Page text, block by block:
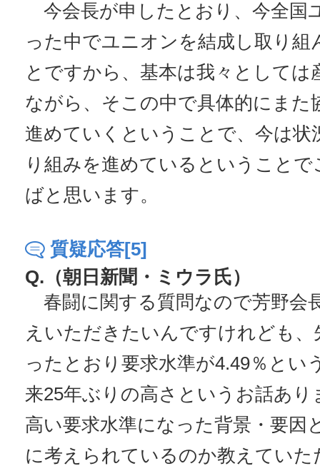
今会長が申したとおり、今全国
った中でユニオンを結成し取り組
とですから、基本は我々としては
ながら、そこの中で具体的にまた
進めていくということで、今は状
り組みを進めているということ
ばと思います。
質疑応答[5]
Q.（朝日新聞・ミウラ氏）
春闘に関する質問なので芳野会
えいただきたいんですけれども
ったとおり要求水準が4.49％とい
来25年ぶりの高さというお話あ
高い要求水準になった背景・要因
に考えられているのか教えてい